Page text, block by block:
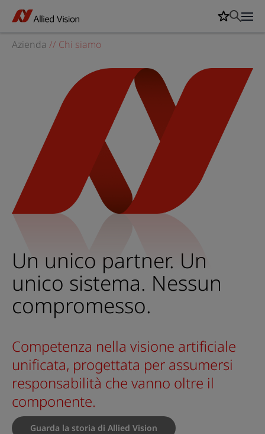
Azienda // Chi siamo
Un unico partner. Un
unico sistema. Nessun
compromesso.
Competenza nella visione artificiale
unificata, progettata per assumersi
responsabilità che vanno oltre il
componente.
Guarda la storia di Allied Vision